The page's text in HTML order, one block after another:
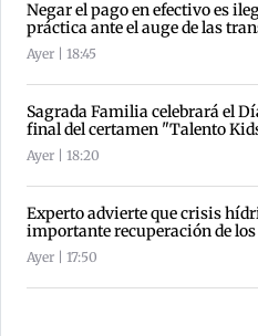
Negar el pago en efectivo es
práctica ante el auge de las
Ayer | 18:45
Sagrada Familia celebrará el
final del certamen "Talento
Ayer | 18:20
Experto advierte que crisis
importante recuperación de los
Ayer | 17:50